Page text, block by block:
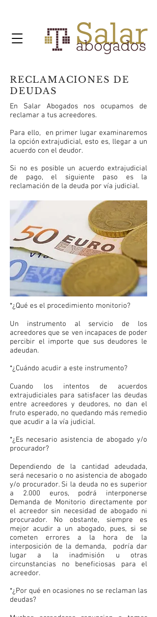
RECLAMACIONES DE
DEUDAS
En Salar Abogados nos ocupamos de
reclamar a tus acreedores.
Para ello, en primer lugar examinaremos
la opción extrajudicial, esto es, llegar a un
acuerdo con el deudor.
Si no es posible un acuerdo extrajudicial
de pago, el siguiente paso es la
reclamación de la deuda por vía judicial.
*¿Qué es el procedimiento monitorio?
Un instrumento al servicio de los
acreedores que se ven incapaces de poder
percibir el importe que sus deudores le
adeudan.
*¿Cuándo acudir a este instrumento?
Cuando los intentos de acuerdos
extrajudiciales para satisfacer las deudas
entre acreedores y deudores, no dan el
fruto esperado, no quedando más remedio
que acudir a la vía judicial.
*¿Es necesario asistencia de abogado y/o
procurador?
Dependiendo de la cantidad adeudada,
será necesario o no asistencia de abogado
y/o procurador. Si la deuda no es superior
a 2.000 euros, podrá interponerse
Demanda de Monitorio directamente por
el acreedor sin necesidad de abogado ni
procurador. No obstante, siempre es
mejor acudir a un abogado, pues, si se
cometen errores a la hora de la
interposición de la demanda, podría dar
lugar a la inadmisión u otras
circunstancias no beneficiosas para el
acreedor.
*¿Por qué en ocasiones no se reclaman las
deudas?